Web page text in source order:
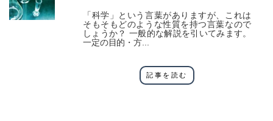
「科学」という言葉がありますが、これは
そもそもどのような性質を持つ言葉なので
しょうか？ 一般的な解説を引いてみます。
一定の目的・方...
記事を読む